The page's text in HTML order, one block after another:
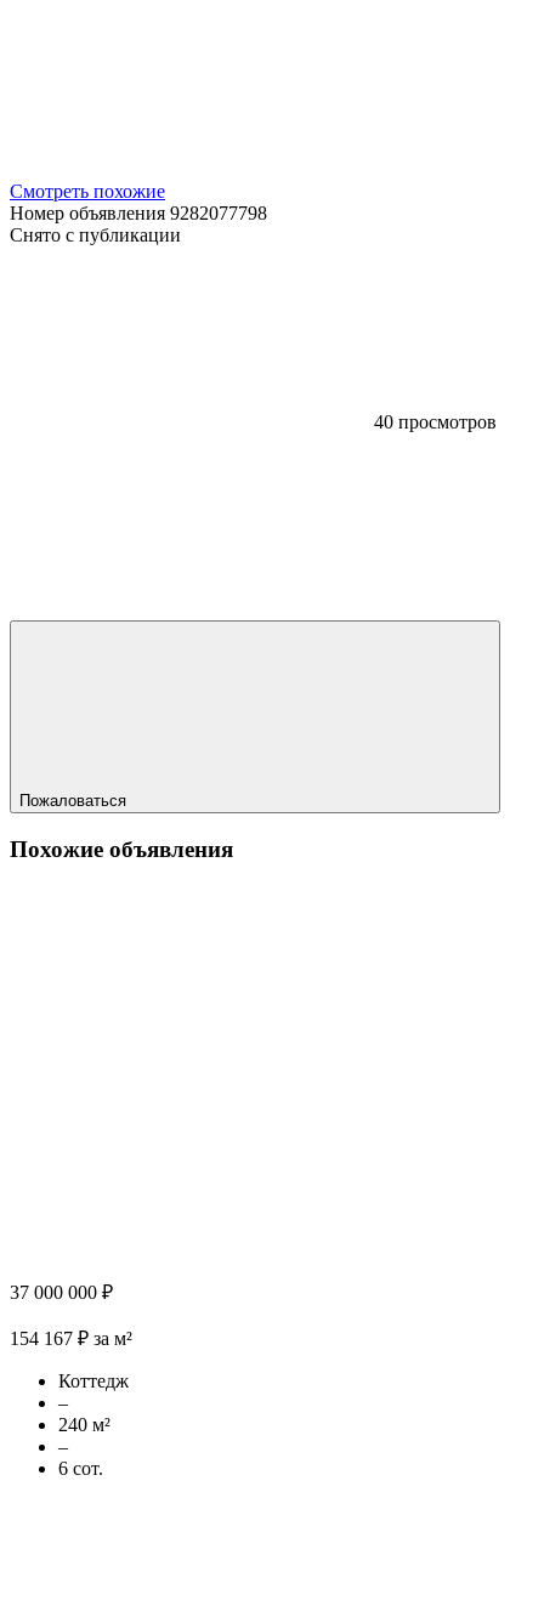
Смотреть похожие
Номер объявления 9282077798
Снято с публикации
40 просмотров
Пожаловаться
Похожие объявления
37 000 000 ₽
154 167 ₽ за м²
Коттедж
–
240 м²
–
6 сот.